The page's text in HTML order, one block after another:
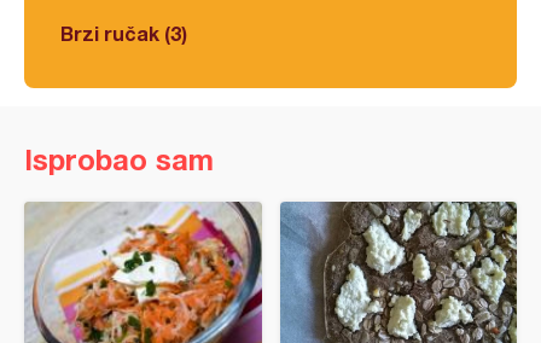
Brzi ručak (3)
Isprobao sam